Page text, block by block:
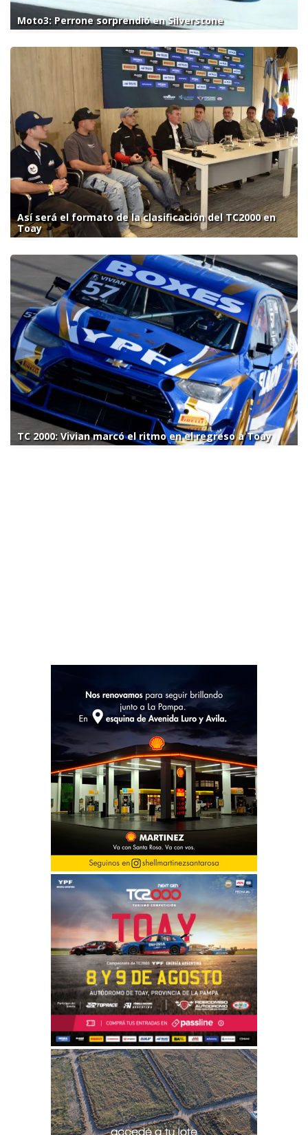
Moto3: Perrone sorprendió en Silverstone
Así será el formato de la clasificación del TC2000 en
Toay
TC 2000: Vivian marcó el ritmo en el regreso a Toay